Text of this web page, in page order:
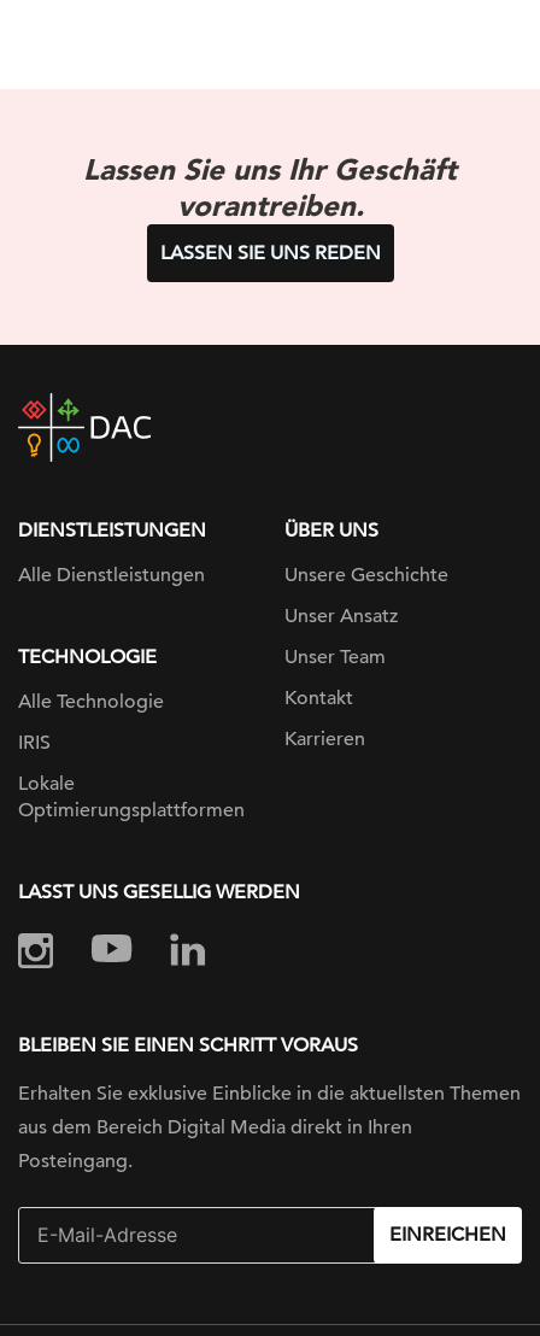
Lassen Sie uns Ihr Geschäft
vorantreiben.
LASSEN SIE UNS REDEN
home
DIENSTLEISTUNGEN
Alle Dienstleistungen
TECHNOLOGIE
Alle Technologie
IRIS
Lokale
Optimierungsplattformen
ÜBER UNS
Unsere Geschichte
Unser Ansatz
Unser Team
Kontakt
Karrieren
LASST UNS GESELLIG WERDEN
BLEIBEN SIE EINEN SCHRITT VORAUS
Erhalten Sie exklusive Einblicke in die aktuellsten Themen
aus dem Bereich Digital Media direkt in Ihren
Posteingang.
EINREICHEN